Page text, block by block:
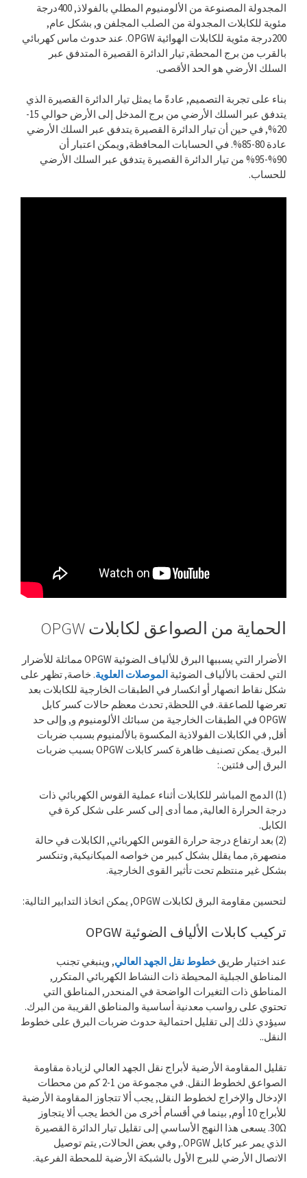
المجدولة المصنوعة من الألومنيوم المطلي بالفولاذ, 400درجة
مئوية للكابلات المجدولة من الصلب المجلفن و, بشكل عام,
200درجة مئوية للكابلات الهوائية OPGW. عند حدوث ماس كهربائي
بالقرب من برج المحطة, تيار الدائرة القصيرة المتدفق عبر
السلك الأرضي هو الحد الأقصى.
بناء على تجربة التصميم, عادةً ما يمثل تيار الدائرة القصيرة الذي
يتدفق عبر السلك الأرضي من برج المدخل إلى الأرض حوالي 15-
20%, في حين أن تيار الدائرة القصيرة يتدفق عبر السلك الأرضي
عادة 80-85%. في الحسابات المحافظة, ويمكن اعتبار أن
90%-95% من تيار الدائرة القصيرة يتدفق عبر السلك الأرضي
للحساب.
الحماية من الصواعق لكابلات OPGW
الأضرار التي يسببها البرق للألياف الضوئية OPGW مماثلة للأضرار
التي لحقت بالألياف الضوئية الموصلات العلوية. خاصة, تظهر على
شكل نقاط انصهار أو انكسار في الطبقات الخارجية للكابلات بعد
تعرضها للصاعقة. في اللحظة, تحدث معظم حالات كسر كابل
OPGW في الطبقات الخارجية من سبائك الألومنيوم و, وإلى حد
أقل, في الكابلات الفولاذية المكسوة بالألمنيوم بسبب ضربات
البرق. يمكن تصنيف ظاهرة كسر كابلات OPGW بسبب ضربات
البرق إلى فئتين.:
(1) الدمج المباشر للكابلات أثناء عملية القوس الكهربائي ذات
درجة الحرارة العالية, مما أدى إلى كسر على شكل كرة في
الكابل.
(2) بعد ارتفاع درجة حرارة القوس الكهربائي, الكابلات في حالة
منصهرة, مما يقلل بشكل كبير من خواصه الميكانيكية, وتنكسر
بشكل غير منتظم تحت تأثير القوى الخارجية.
لتحسين مقاومة البرق لكابلات OPGW, يمكن اتخاذ التدابير التالية:
تركيب كابلات الألياف الضوئية OPGW
عند اختيار طريقخطوط نقل الجهد العالي, وينبغي تجنب
المناطق الجبلية المحيطة ذات النشاط الكهربائي المتكرر,
المناطق ذات التغيرات الواضحة في المنحدر, المناطق التي
تحتوي على رواسب معدنية أساسية والمناطق القريبة من البرك.
سيؤدي ذلك إلى تقليل احتمالية حدوث ضربات البرق على خطوط
النقل..
تقليل المقاومة الأرضية لأبراج نقل الجهد العالي لزيادة مقاومة
الصواعق لخطوط النقل. في مجموعة من 1-2 كم من محطات
الإدخال والإخراج لخطوط النقل, يجب ألا تتجاوز المقاومة الأرضية
للأبراج 10 أوم, بينما في أقسام أخرى من الخط يجب ألا يتجاوز
30Ω. يسعى هذا النهج الأساسي إلى تقليل تيار الدائرة القصيرة
الذي يمر عبر كابل OPGW., وفي بعض الحالات, يتم توصيل
الاتصال الأرضي للبرج الأول بالشبكة الأرضية للمحطة الفرعية.